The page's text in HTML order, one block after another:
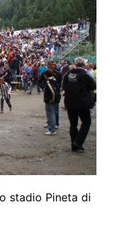
stadio Pineta di